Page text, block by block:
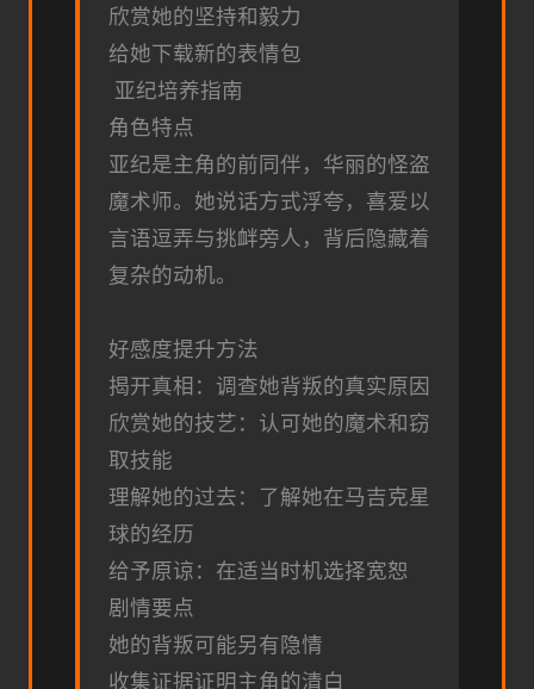
欣赏她的坚持和毅力
给她下载新的表情包
亚纪培养指南
角色特点
亚纪是主角的前同伴，华丽的怪盗
魔术师。她说话方式浮夸，喜爱以
言语逗弄与挑衅旁人，背后隐藏着
复杂的动机。
好感度提升方法
揭开真相：调查她背叛的真实原因
欣赏她的技艺：认可她的魔术和窃
取技能
理解她的过去：了解她在马吉克星
球的经历
给予原谅：在适当时机选择宽恕
剧情要点
她的背叛可能另有隐情
收集证据证明主角的清白